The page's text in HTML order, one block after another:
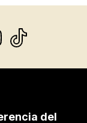
del